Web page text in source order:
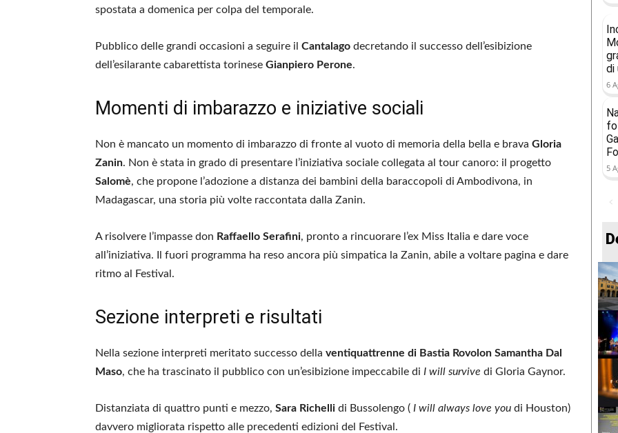
spostata a domenica per colpa del temporale.
Pubblico delle grandi occasioni a seguire il Cantalago decretando il successo dell’esibizione
dell’esilarante cabarettista torinese Gianpiero Perone.
Momenti di imbarazzo e iniziative sociali
Non è mancato un momento di imbarazzo di fronte al vuoto di memoria della bella e brava Gloria
Zanin. Non è stata in grado di presentare l’iniziativa sociale collegata al tour canoro: il progetto
Salomè, che propone l’adozione a distanza dei bambini della baraccopoli di Ambodivona, in
Madagascar, una storia più volte raccontata dalla Zanin.
A risolvere l’impasse don Raffaello Serafini, pronto a rincuorare l’ex Miss Italia e dare voce
all’iniziativa. Il fuori programma ha reso ancora più simpatica la Zanin, abile a voltare pagina e dare
ritmo al Festival.
Sezione interpreti e risultati
Nella sezione interpreti meritato successo della ventiquattrenne di Bastia Rovolon Samantha Dal
Maso, che ha trascinato il pubblico con un’esibizione impeccabile di I will survive di Gloria Gaynor.
Distanziata di quattro punti e mezzo, Sara Richelli di Bussolengo ( I will always love you di Houston)
davvero migliorata rispetto alle precedenti edizioni del Festival.
di
6
5